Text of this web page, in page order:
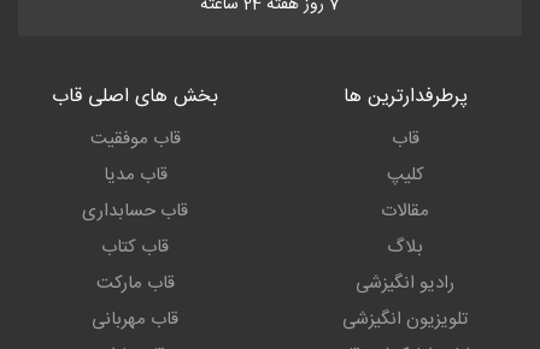
پرطرفدارترین ها
قاب
کلیپ
مقالات
بلاگ
رادیو انگیزشی
تلویزیون انگیزشی
بخش های اصلی قاب
قاب موفقیت
قاب مدیا
قاب حسابداری
قاب کتاب
قاب مارکت
قاب مهربانی